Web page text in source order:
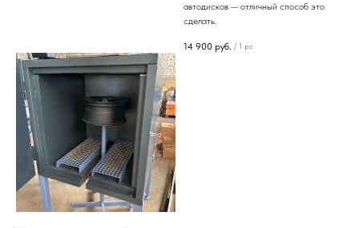
автодисков — отличный способ это
сделать.
14 900 руб. / 1 pc